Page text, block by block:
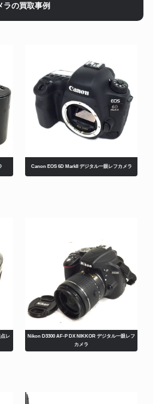
ラの買取事例
Canon EOS 6D MarkII デジタル一眼レフカメラ
レ
Nikon D3300 AF-P DX NIKKOR デジタル一眼レフ
カメラ